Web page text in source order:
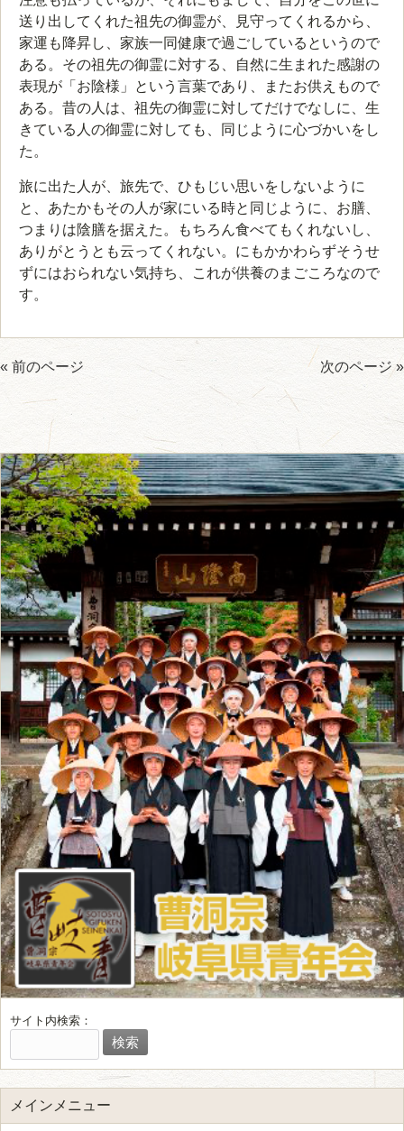
送り出してくれた祖先の御霊が、見守ってくれるから、
家運も降昇し、家族一同健康で過ごしているというので
ある。その祖先の御霊に対する、自然に生まれた感謝の
表現が「お陰様」という言葉であり、またお供えもので
ある。昔の人は、祖先の御霊に対してだけでなしに、生
きている人の御霊に対しても、同じように心づかいをし
た。
旅に出た人が、旅先で、ひもじい思いをしないように
と、あたかもその人が家にいる時と同じように、お膳、
つまりは陰膳を据えた。もちろん食べてもくれないし、
ありがとうとも云ってくれない。にもかかわらずそうせ
ずにはおられない気持ち、これが供養のまごころなので
す。
« 前のページ 次のページ »
サイト内検索：
メインメニュー